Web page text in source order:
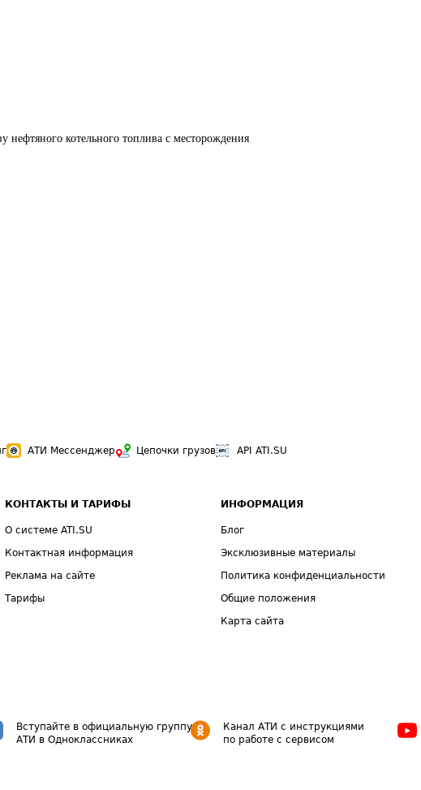
нефтяного котельного топлива с месторождения
АТИ Мессенджер Цепочки грузов API ATI.SU
КОНТАКТЫ И ТАРИФЫ
О системе ATI.SU
Контактная информация
Реклама на сайте
Тарифы
ИНФОРМАЦИЯ
Блог
Эксклюзивные материалы
Политика конфиденциальности
Общие положения
Карта сайта
Вступайте в официальную группу
АТИ в Одноклассниках
Канал АТИ с инструкциями
по работе с сервисом